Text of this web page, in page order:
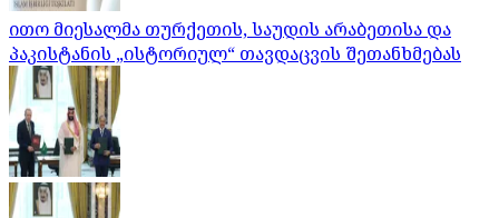
ითო მიესალმა თურქეთის, საუდის არაბეთისა და
პაკისტანის „ისტორიულ“ თავდაცვის შეთანხმებას